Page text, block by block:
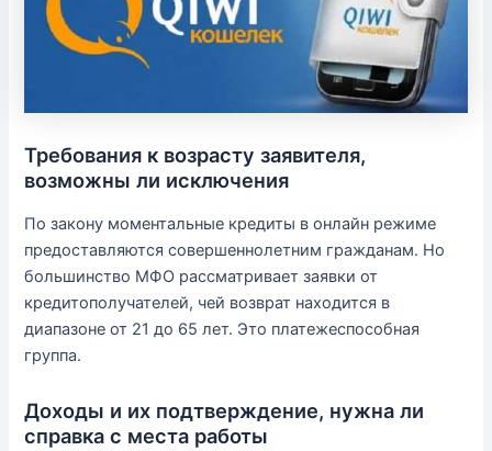
Требования к возрасту заявителя,
возможны ли исключения
По закону моментальные кредиты в онлайн режиме
предоставляются совершеннолетним гражданам. Но
большинство МФО рассматривает заявки от
кредитополучателей, чей возврат находится в
диапазоне от 21 до 65 лет. Это платежеспособная
группа.
Доходы и их подтверждение, нужна ли
справка с места работы